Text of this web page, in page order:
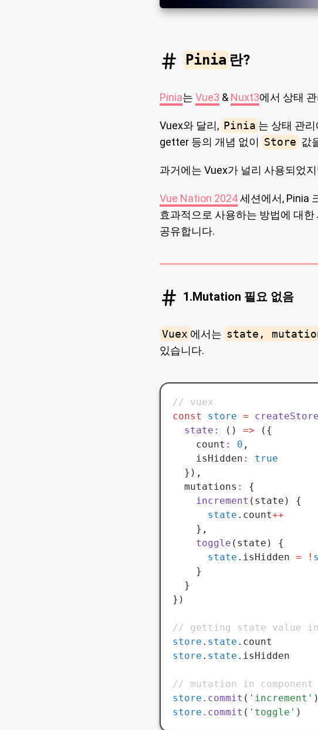
Pinia 란?
Pinia는 Vue3 & Nuxt3에서 상태
Vuex와 달리, Pinia 는 상태 관리
getter 등의 개념 없이 Store 값
과거에는 Vuex가 널리 사용되었
Vue Nation 2024세션에서, Pinia
효과적으로 사용하는 방법에 대
공유합니다.
1.Mutation 필요 없음
Vuex 에서는 state,
있습니다.
// vuex
const
store = createStore
  state
: () => ({
    count
: 0 ,
    isHidden
:
true
  })
,
  mutations
:
{
    increment
(state) {
      state
.count++
    }
,
    toggle
(state) {
      state
.isHidden = !
    }
  }
})
// getting state value in
store . state .count
store . state .isHidden
// mutation in component
store .commit ( 'increment' )
store .commit ( 'toggle' )